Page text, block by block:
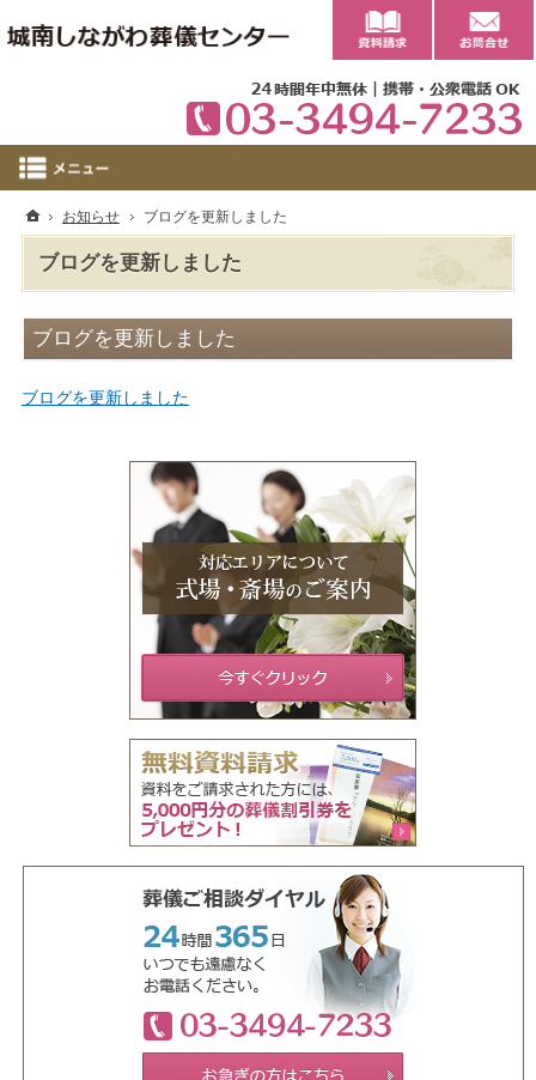
ブログを更新しました
ブログを更新しました
ブログを更新しました
ホーム
お知らせ ブログを更新しました